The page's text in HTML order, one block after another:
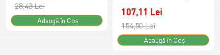
28,43 Lei
Adaugă în Coş
107,11 Lei
154,50 Lei
Adaugă în Coş